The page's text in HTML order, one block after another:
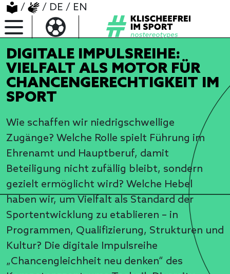
/ / DE / EN
DIGITALE IMPULSREIHE:
VIELFALT ALS MOTOR FÜR
CHANCENGERECHTIGKEIT IM
SPORT
Wie schaffen wir niedrigschwellige
Zugänge? Welche Rolle spielt Führung im
Ehrenamt und Hauptberuf, damit
Beteiligung nicht zufällig bleibt, sondern
gezielt ermöglicht wird? Welche Hebel
haben wir, um Vielfalt als Standard der
Sportentwicklung zu etablieren – in
Programmen, Qualifizierung, Strukturen und
Kultur? Die digitale Impulsreihe
„Chancengleichheit neu denken“ des